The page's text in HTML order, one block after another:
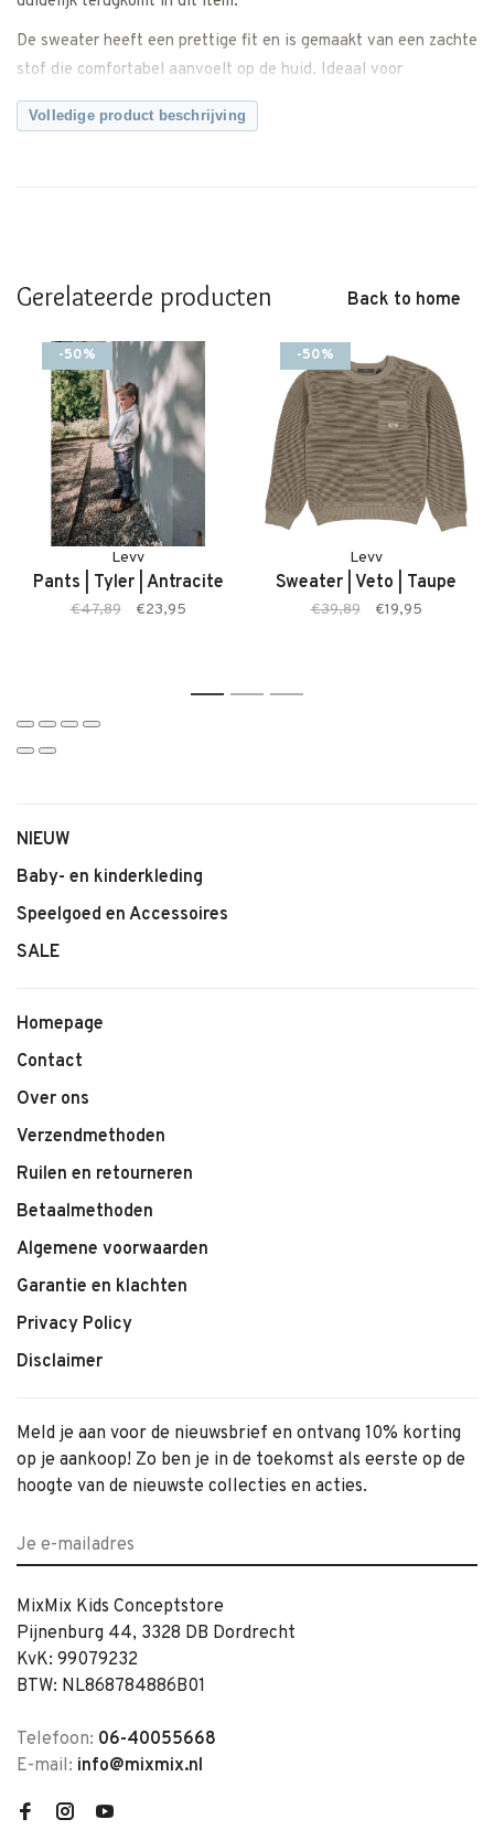
De sweater heeft een prettige fit en is gemaakt van een zachte
stof die comfortabel aanvoelt op de huid. Ideaal voor
schooldagen, buitenspelen of een relaxte middag thuis.
De kleur Grey Melee geeft de sweater een rustige en stijlvolle
een familiediner.
worden.
Twijfel je over de maat? Neem gerust contact met ons op. We
meten de sweater graag voor je na, zodat je zeker weet dat je
de juiste maat bestelt.
Kenmerken:
• Kindersweater van LEVV
• Comfortabele pasvorm
• Zachte kwaliteit
Volledige product beschrijving
Gerelateerde producten Back to home
-50%
Levv
Pants | Tyler | Antracite
€47,89 €23,95
-50%
Levv
Sweater | Veto | Taupe
€39,89 €19,95
1 2 3
NIEUW
Baby- en kinderkleding
Speelgoed en Accessoires
SALE
Homepage
Contact
Over ons
Verzendmethoden
Ruilen en retourneren
Betaalmethoden
Algemene voorwaarden
Garantie en klachten
Privacy Policy
Disclaimer
Meld je aan voor de nieuwsbrief en ontvang 10% korting
op je aankoop! Zo ben je in de toekomst als eerste op de
hoogte van de nieuwste collecties en acties.
MixMix Kids Conceptstore
Pijnenburg 44, 3328 DB Dordrecht
KvK: 99079232
BTW: NL868784886B01
Telefoon: 06-40055668
E-mail: info@mixmix.nl